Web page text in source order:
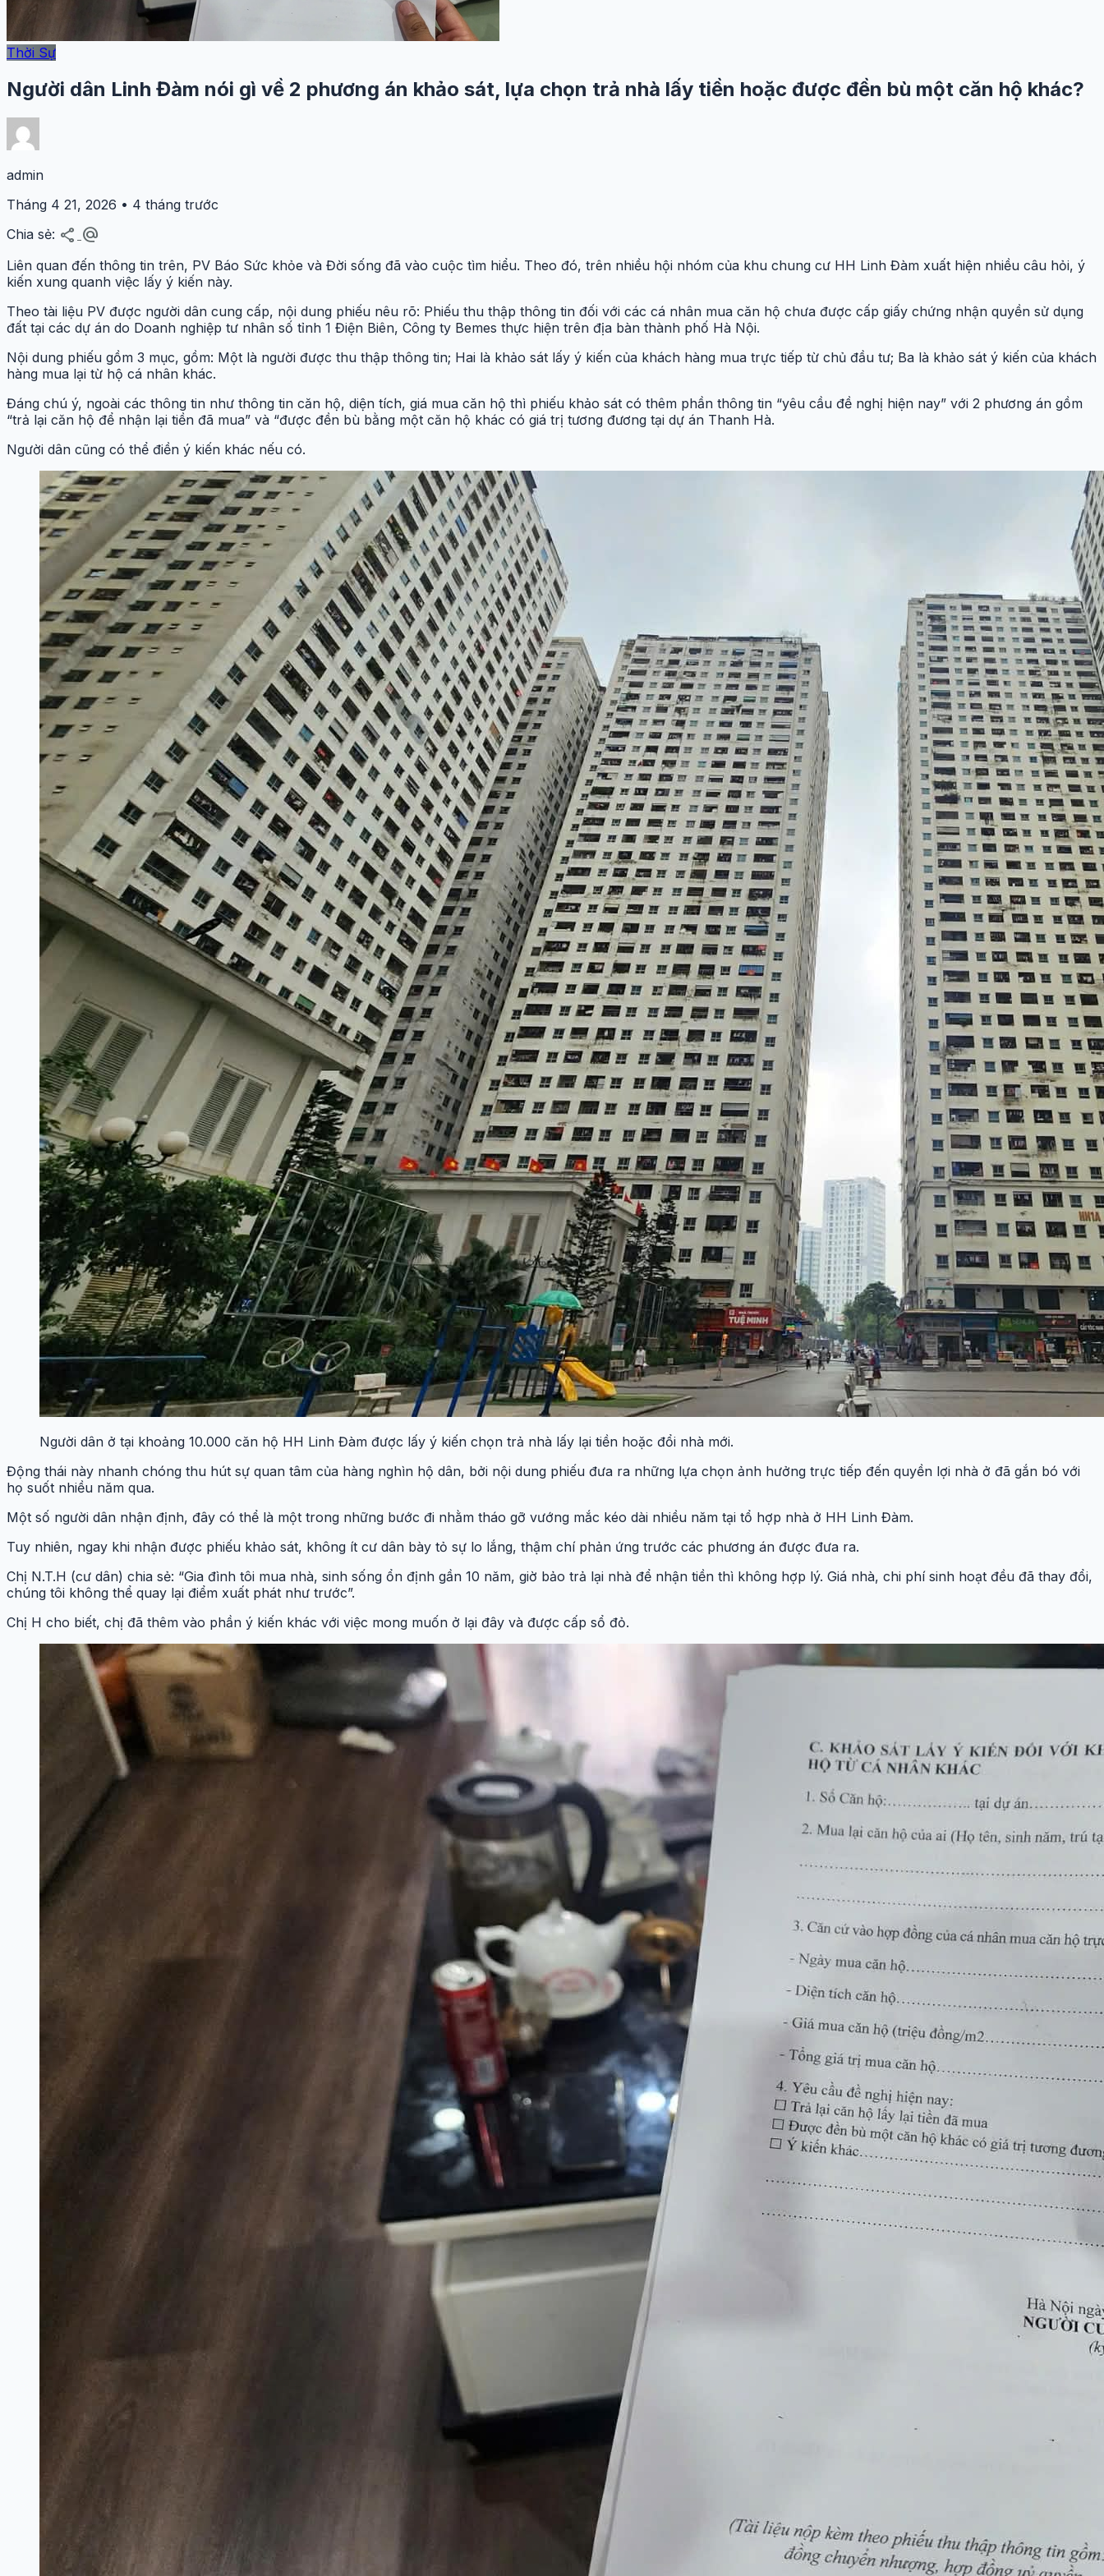
Thời Sự
Người dân Linh Đàm nói gì về 2 phương án khảo sát, lựa chọn trả nhà lấy tiền hoặc được đền bù một căn hộ khác?
admin
Tháng 4 21, 2026 • 4 tháng trước
Chia sẻ: share alternate_email
Liên quan đến thông tin trên, PV Báo Sức khỏe và Đời sống đã vào cuộc tìm hiểu. Theo đó, trên nhiều hội nhóm của khu chung cư HH Linh Đàm xuất hiện nhiều câu hỏi, ý
kiến xung quanh việc lấy ý kiến này.
Theo tài liệu PV được người dân cung cấp, nội dung phiếu nêu rõ: Phiếu thu thập thông tin đối với các cá nhân mua căn hộ chưa được cấp giấy chứng nhận quyền sử dụng
đất tại các dự án do Doanh nghiệp tư nhân số tỉnh 1 Điện Biên, Công ty Bemes thực hiện trên địa bàn thành phố Hà Nội.
Nội dung phiếu gồm 3 mục, gồm: Một là người được thu thập thông tin; Hai là khảo sát lấy ý kiến của khách hàng mua trực tiếp từ chủ đầu tư; Ba là khảo sát ý kiến của khách
hàng mua lại từ hộ cá nhân khác.
Đáng chú ý, ngoài các thông tin như thông tin căn hộ, diện tích, giá mua căn hộ thì phiếu khảo sát có thêm phần thông tin “yêu cầu đề nghị hiện nay” với 2 phương án gồm
“trả lại căn hộ để nhận lại tiền đã mua” và “được đền bù bằng một căn hộ khác có giá trị tương đương tại dự án Thanh Hà.
Người dân cũng có thể điền ý kiến khác nếu có.
Người dân ở tại khoảng 10.000 căn hộ HH Linh Đàm được lấy ý kiến chọn trả nhà lấy lại tiền hoặc đổi nhà mới.
Động thái này nhanh chóng thu hút sự quan tâm của hàng nghìn hộ dân, bởi nội dung phiếu đưa ra những lựa chọn ảnh hưởng trực tiếp đến quyền lợi nhà ở đã gắn bó với
họ suốt nhiều năm qua.
Một số người dân nhận định, đây có thể là một trong những bước đi nhằm tháo gỡ vướng mắc kéo dài nhiều năm tại tổ hợp nhà ở HH Linh Đàm.
Tuy nhiên, ngay khi nhận được phiếu khảo sát, không ít cư dân bày tỏ sự lo lắng, thậm chí phản ứng trước các phương án được đưa ra.
Chị N.T.H (cư dân) chia sẻ: “Gia đình tôi mua nhà, sinh sống ổn định gần 10 năm, giờ bảo trả lại nhà để nhận tiền thì không hợp lý. Giá nhà, chi phí sinh hoạt đều đã thay đổi,
chúng tôi không thể quay lại điểm xuất phát như trước”.
Chị H cho biết, chị đã thêm vào phần ý kiến khác với việc mong muốn ở lại đây và được cấp sổ đỏ.